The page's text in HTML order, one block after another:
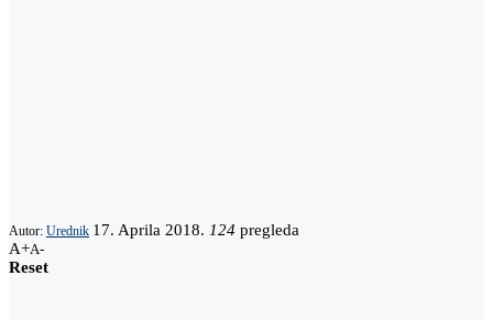
Autor: Urednik 17. Aprila 2018. 124 pregleda
A+A-
Reset